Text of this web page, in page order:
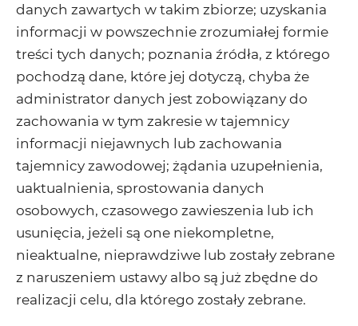
danych zawartych w takim zbiorze; uzyskania
informacji w powszechnie zrozumiałej formie
treści tych danych; poznania źródła, z którego
pochodzą dane, które jej dotyczą, chyba że
administrator danych jest zobowiązany do
zachowania w tym zakresie w tajemnicy
informacji niejawnych lub zachowania
tajemnicy zawodowej; żądania uzupełnienia,
uaktualnienia, sprostowania danych
osobowych, czasowego zawieszenia lub ich
usunięcia, jeżeli są one niekompletne,
nieaktualne, nieprawdziwe lub zostały zebrane
z naruszeniem ustawy albo są już zbędne do
realizacji celu, dla którego zostały zebrane.